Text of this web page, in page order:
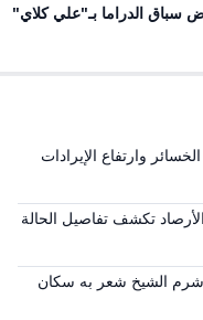
سباق الدراما بـ"علي كلاي"
تعلن نتائج 2025.. خفض الخسائر وارتفاع الإيرادات
الإمارات.. الأرصاد تكشف تفاصيل الحالة
شمال شرق شرم الشيخ شعر به سكان